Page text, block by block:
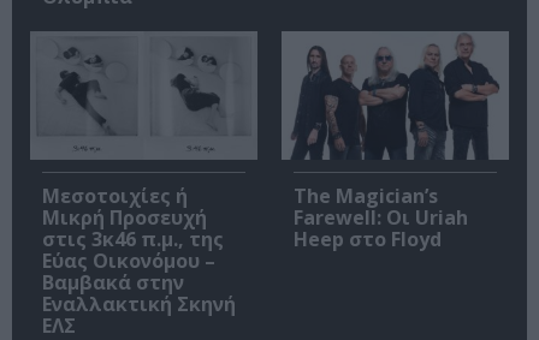
Μεσοτοιχίες ή
Μικρή Προσευχή
στις 3κ46 π.μ., της
Εύας Οικονόμου –
Βαμβακά στην
Εναλλακτική Σκηνή
ΕΛΣ
The Magician’s
Farewell: Οι Uriah
Heep στο Floyd